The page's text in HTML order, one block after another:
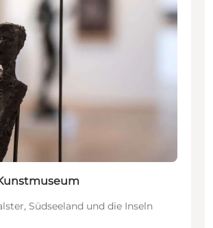
Südseeland und die Inseln